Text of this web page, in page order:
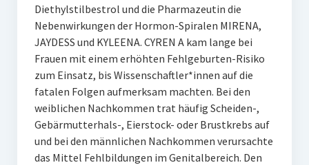
Diethylstilbestrol und die Pharmazeutin die
Nebenwirkungen der Hormon-Spiralen MIRENA,
JAYDESS und KYLEENA. CYREN A kam lange bei
Frauen mit einem erhöhten Fehlgeburten-Risiko
zum Einsatz, bis Wissenschaftler*innen auf die
fatalen Folgen aufmerksam machten. Bei den
weiblichen Nachkommen trat häufig Scheiden-,
Gebärmutterhals-, Eierstock- oder Brustkrebs auf
und bei den männlichen Nachkommen verursachte
das Mittel Fehlbildungen im Genitalbereich. Den